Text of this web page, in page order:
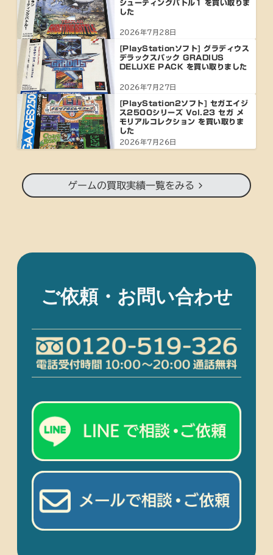
シューティングバトル1 を買い取りま
した
2026年7月28日
[PlayStationソフト] グラディウス
デラックスパック GRADIUS
DELUXE PACK を買い取りました
2026年7月27日
[PlayStation2ソフト] セガエイジ
ス2500シリーズ Vol.23 セガ メ
モリアルコレクション を買い取りま
した
2026年7月26日
ゲームの買取実績一覧をみる
ご依頼・お問い合わせ